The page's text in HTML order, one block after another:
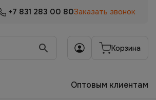
+7 831 283 00 80Заказать звонок
Корзина
Оптовым клиентам